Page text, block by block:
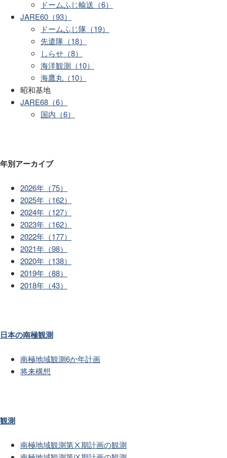
ドームふじ輸送（6）
JARE60（93）
ドームふじ隊（19）
先遣隊（18）
しらせ（8）
海洋観測（10）
海鷹丸（10）
昭和基地
JARE68（6）
国内（6）
年別アーカイブ
2026年（75）
2025年（162）
2024年（127）
2023年（162）
2022年（177）
2021年（98）
2020年（138）
2019年（88）
2018年（43）
日本の南極観測
南極地域観測6か年計画
将来構想
観測
南極地域観測第Ⅹ期計画の観測